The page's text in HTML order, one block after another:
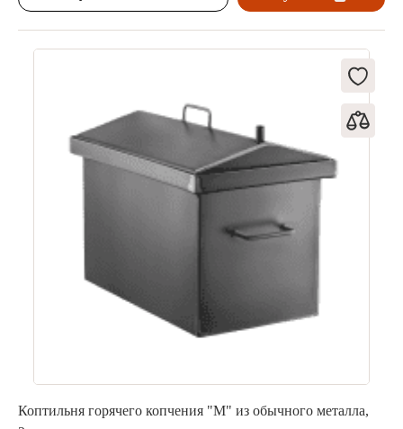
Коптильня горячего копчения "М" из обычного металла,